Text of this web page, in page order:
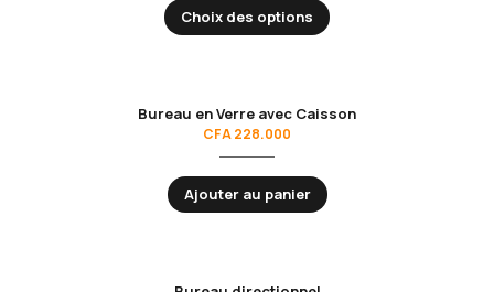
Choix des options
Bureau en Verre avec Caisson
CFA228.000
Ajouter au panier